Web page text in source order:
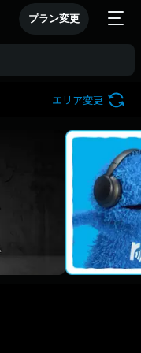
プラン変更
エリア変更